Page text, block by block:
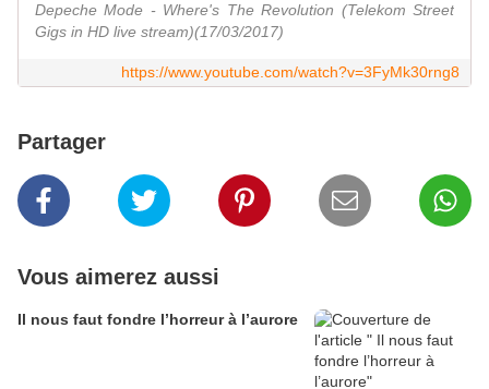
Depeche Mode - Where's The Revolution (Telekom Street
Gigs in HD live stream)(17/03/2017)
https://www.youtube.com/watch?v=3FyMk30rng8
Partager
Vous aimerez aussi
Il nous faut fondre l’horreur à l’aurore